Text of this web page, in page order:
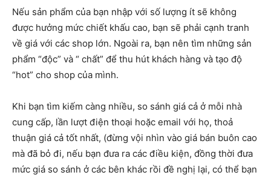
Nếu sản phẩm của bạn nhập với số lượng ít sẽ không
được hưởng mức chiết khấu cao, bạn sẽ phải cạnh tranh
về giá với các shop lớn. Ngoài ra, bạn nên tìm những sản
phẩm “độc” và “ chất” để thu hút khách hàng và tạo độ
“hot” cho shop của mình.
Khi bạn tìm kiếm càng nhiều, so sánh giá cả ở mỗi nhà
cung cấp, lần lượt điện thoại hoặc email với họ, thoả
thuận giá cả tốt nhất, (đừng vội nhìn vào giá bán buôn cao
mà đã bỏ đi, nếu bạn đưa ra các điều kiện, đồng thời đưa
mức giá so sánh ở các bên khác rồi đề nghị lại, có thể bạn